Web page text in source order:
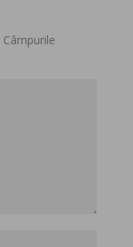
Câmpurile